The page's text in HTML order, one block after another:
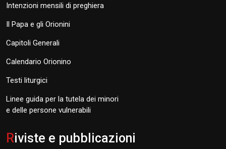
Intenzioni mensili di preghiera
Il Papa e gli Orionini
Capitoli Generali
Calendario Orionino
Testi liturgici
Linee guida per la tutela dei minori
e delle persone vulnerabili
Riviste e pubblicazioni